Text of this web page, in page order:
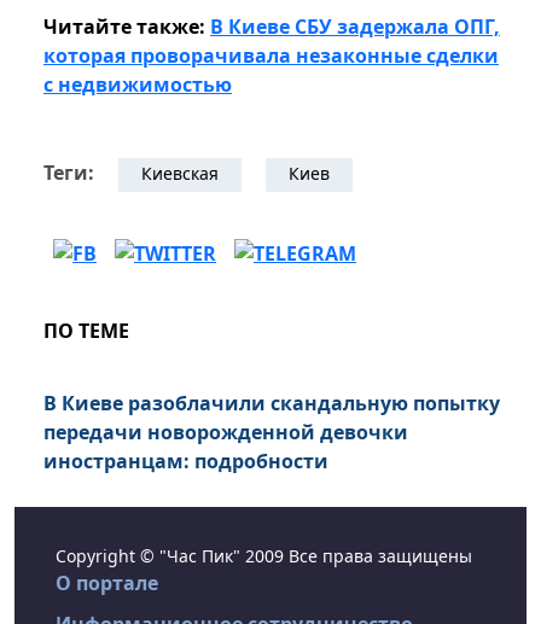
Читайте также: В Киеве СБУ задержала ОПГ,
которая проворачивала незаконные сделки
с недвижимостью
Теги: Киевская Киев
ПО ТЕМЕ
В Киеве разоблачили скандальную попытку
передачи новорожденной девочки
иностранцам: подробности
Copyright © "Час Пик" 2009 Все права защищены
О портале